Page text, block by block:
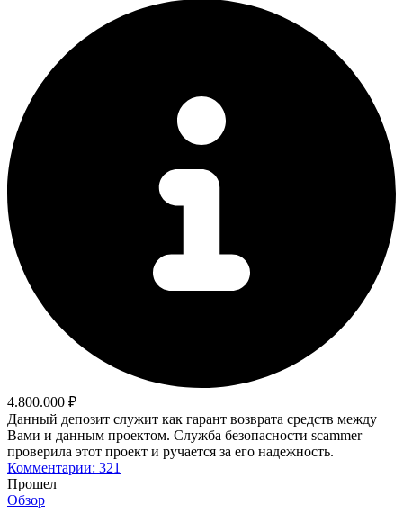
4.800.000 ₽
Данный депозит служит как гарант возврата средств между
Вами и данным проектом. Служба безопасности scammer
проверила этот проект и ручается за его надежность.
Комментарии: 321
Прошел
Обзор